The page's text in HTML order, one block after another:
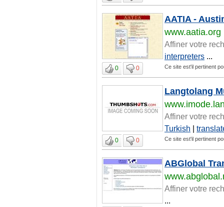
AATIA -
www.aatia.org
Affiner votre
interpreters ...
0 0 Ce site est'il pertinent
Langtolang
Affiner votre
Turkish |
0 0 Ce site est'il pertinent
ABGlobal
Affiner votre
...